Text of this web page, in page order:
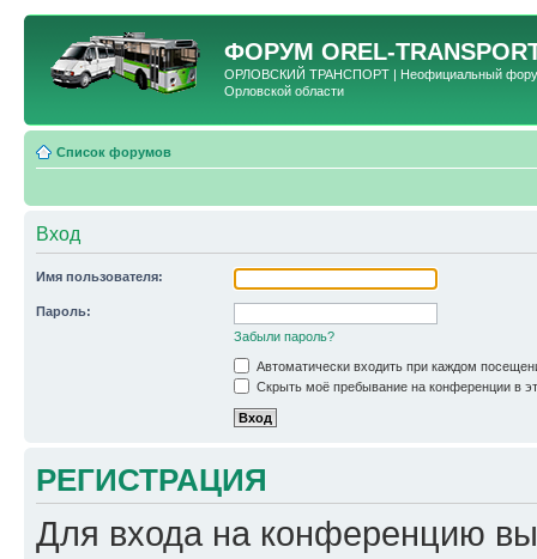
ФОРУМ OREL-
ОРЛОВСКИЙ ТРАНСПОРТ | Неофициальный форум
Орловской области
Список форумов
Вход
Имя пользователя:
Пароль:
Забыли пароль?
Автоматически входить при каждом
Скрыть моё пребывание на конференции в
РЕГИСТРАЦИЯ
Для входа на конференцию